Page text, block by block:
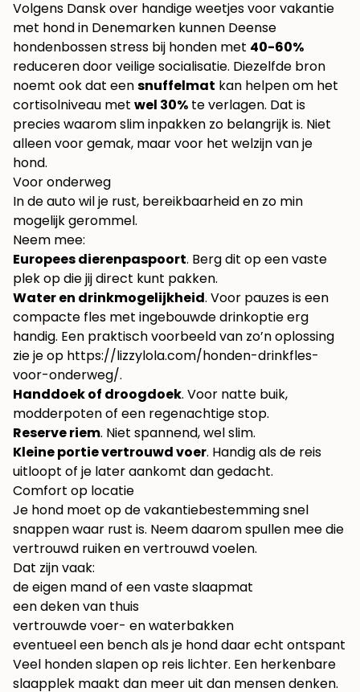
Volgens Dansk over handige weetjes voor vakantie
met hond in Denemarken kunnen Deense
hondenbossen stress bij honden met 40-60%
reduceren door veilige socialisatie. Diezelfde bron
noemt ook dat eensnuffelmat kan helpen om het
cortisolniveau met wel 30% te verlagen. Dat is
precies waarom slim inpakken zo belangrijk is. Niet
alleen voor gemak, maar voor het welzijn van je
hond.
Voor onderweg
In de auto wil je rust, bereikbaarheid en zo min
mogelijk gerommel.
Neem mee:
Europees dierenpaspoort. Berg dit op een vaste
plek op die jij direct kunt pakken.
Water en drinkmogelijkheid. Voor pauzes is een
compacte fles met ingebouwde drinkoptie erg
handig. Een praktisch voorbeeld van zo’n oplossing
zie je op https://lizzylola.com/honden-drinkfles-
voor-onderweg/.
Handdoek of droogdoek. Voor natte buik,
modderpoten of een regenachtige stop.
Reserve riem. Niet spannend, wel slim.
Kleine portie vertrouwd voer. Handig als de reis
uitloopt of je later aankomt dan gedacht.
Comfort op locatie
Je hond moet op de vakantiebestemming snel
snappen waar rust is. Neem daarom spullen mee die
vertrouwd ruiken en vertrouwd voelen.
Dat zijn vaak:
de eigen mand of een vaste slaapmat
een deken van thuis
vertrouwde voer- en waterbakken
eventueel een bench als je hond daar echt ontspant
Veel honden slapen op reis lichter. Een herkenbare
slaapplek maakt dan meer uit dan mensen denken.